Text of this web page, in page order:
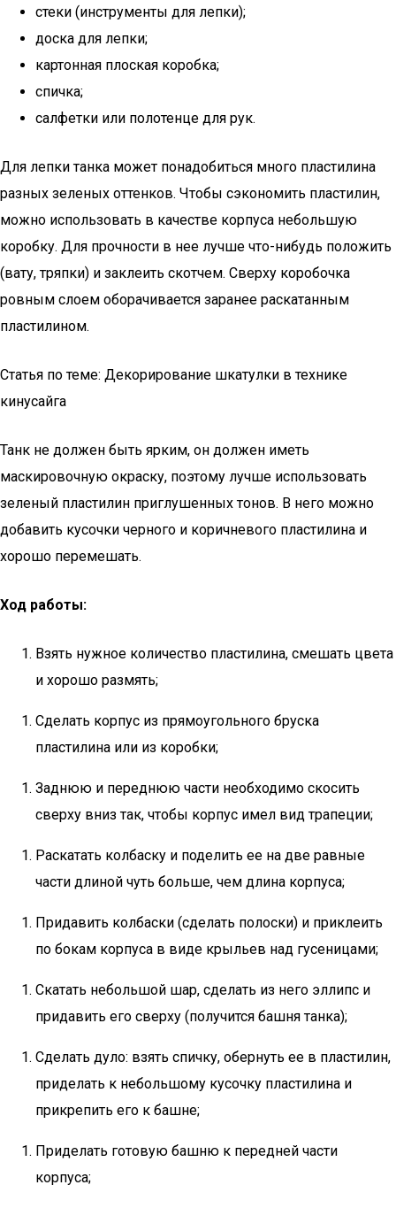
стеки (инструменты для лепки);
доска для лепки;
картонная плоская коробка;
спичка;
салфетки или полотенце для рук.
Для лепки танка может понадобиться много пластилина
разных зеленых оттенков. Чтобы сэкономить пластилин,
можно использовать в качестве корпуса небольшую
коробку. Для прочности в нее лучше что-нибудь положить
(вату, тряпки) и заклеить скотчем. Сверху коробочка
ровным слоем оборачивается заранее раскатанным
пластилином.
Статья по теме: Декорирование шкатулки в технике
кинусайга
Танк не должен быть ярким, он должен иметь
маскировочную окраску, поэтому лучше использовать
зеленый пластилин приглушенных тонов. В него можно
добавить кусочки черного и коричневого пластилина и
хорошо перемешать.
Ход работы:
Взять нужное количество пластилина, смешать цвета
и хорошо размять;
Сделать корпус из прямоугольного бруска
пластилина или из коробки;
Заднюю и переднюю части необходимо скосить
сверху вниз так, чтобы корпус имел вид трапеции;
Раскатать колбаску и поделить ее на две равные
части длиной чуть больше, чем длина корпуса;
Придавить колбаски (сделать полоски) и приклеить
по бокам корпуса в виде крыльев над гусеницами;
Скатать небольшой шар, сделать из него эллипс и
придавить его сверху (получится башня танка);
Сделать дуло: взять спичку, обернуть ее в пластилин,
приделать к небольшому кусочку пластилина и
прикрепить его к башне;
Приделать готовую башню к передней части
корпуса;